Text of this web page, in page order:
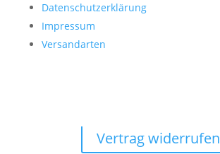
Datenschutzerklärung
Impressum
Versandarten
Vertrag widerrufen